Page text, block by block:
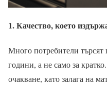
1. Качество, което
Много потребители
години, а не само за
очакване, като залага на